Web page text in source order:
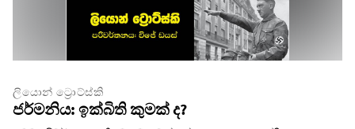
ලියොන් ට්‍රොට්ස්කි
ජර්මනිය: ඉක්බිති කුමක් ද?